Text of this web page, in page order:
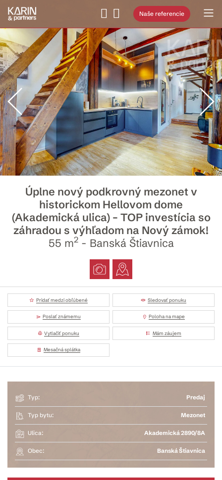
Naše referencie
Úplne nový podkrovný mezonet v
historickom Hellovom dome
(Akademická ulica) – TOP investícia so
záhradou s výhľadom na Nový zámok!
55 m2- Banská Štiavnica
Pridať medzi obľúbené Sledovať ponuku
Poslať známemu Poloha na mape
Vytlačiť ponuku Mám záujem
Mesačná splátka
Typ: Predaj
Typ bytu: Mezonet
Ulica: Akademická 2890/8A
Obec: Banská Štiavnica